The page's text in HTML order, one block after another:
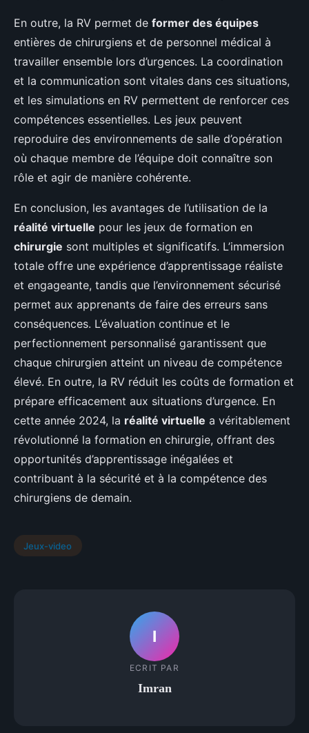
En outre, la RV permet de former des équipes
entières de chirurgiens et de personnel médical à
travailler ensemble lors d’urgences. La coordination
et la communication sont vitales dans ces situations,
et les simulations en RV permettent de renforcer ces
compétences essentielles. Les jeux peuvent
reproduire des environnements de salle d’opération
où chaque membre de l’équipe doit connaître son
rôle et agir de manière cohérente.
En conclusion, les avantages de l’utilisation de la
réalité virtuelle pour les jeux de formation en
chirurgie sont multiples et significatifs. L’immersion
totale offre une expérience d’apprentissage réaliste
et engageante, tandis que l’environnement sécurisé
permet aux apprenants de faire des erreurs sans
conséquences. L’évaluation continue et le
perfectionnement personnalisé garantissent que
chaque chirurgien atteint un niveau de compétence
élevé. En outre, la RV réduit les coûts de formation et
prépare efficacement aux situations d’urgence. En
cette année 2024, la réalité virtuelle a véritablement
révolutionné la formation en chirurgie, offrant des
opportunités d’apprentissage inégalées et
contribuant à la sécurité et à la compétence des
chirurgiens de demain.
Jeux-video
I
ECRIT PAR
Imran